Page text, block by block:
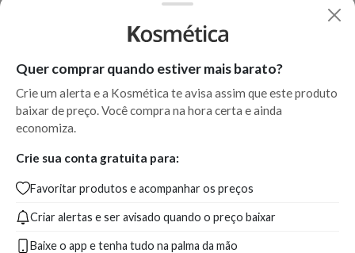
Quer comprar quando estiver mais barato?
Crie um alerta e a Kosmética te avisa assim que este produto
baixar de preço. Você compra na hora certa e ainda
economiza.
Crie sua conta gratuita para:
Favoritar produtos e acompanhar os preços
Criar alertas e ser avisado quando o preço baixar
Baixe o app e tenha tudo na palma da mão